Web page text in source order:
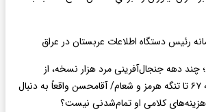
رئیس دستگاه اطلاعات عربستان در عراق
دهه جنجال‌آفرینی مرد هزار نسخه، از
کربلای۴ و نامه ۶۷ تا تنگه هرمز و شعام/ آقا‌محسن واقعاً به دنبال
کلامی او تمام‌شدنی نیست؟